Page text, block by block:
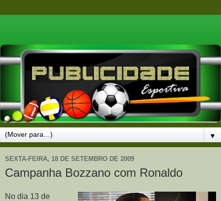
▼
SEXTA-FEIRA, 18 DE SETEMBRO DE 2009
Campanha Bozzano com Ronaldo
No dia 13 de